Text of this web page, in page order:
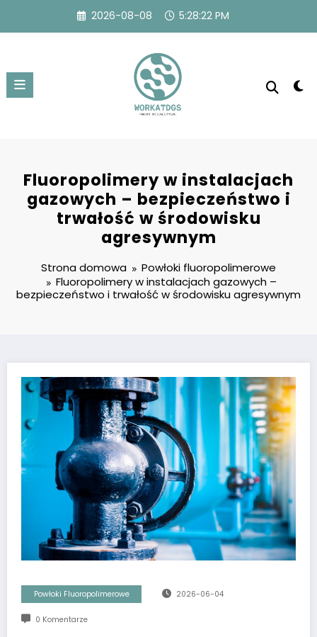
treści
2026-08-08 5:28:23 PM
Fluoropolimery w instalacjach
gazowych – bezpieczeństwo i
trwałość w środowisku
agresywnym
Strona domowa
Powłoki fluoropolimerowe
Fluoropolimery w instalacjach gazowych –
bezpieczeństwo i trwałość w środowisku agresywnym
Powłoki Fluoropolimerowe 2026-06-04
0 Komentarze